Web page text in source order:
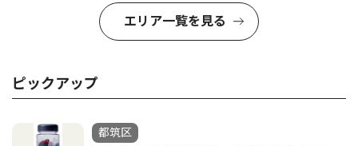
エリア一覧を見る
ピックアップ
都筑区